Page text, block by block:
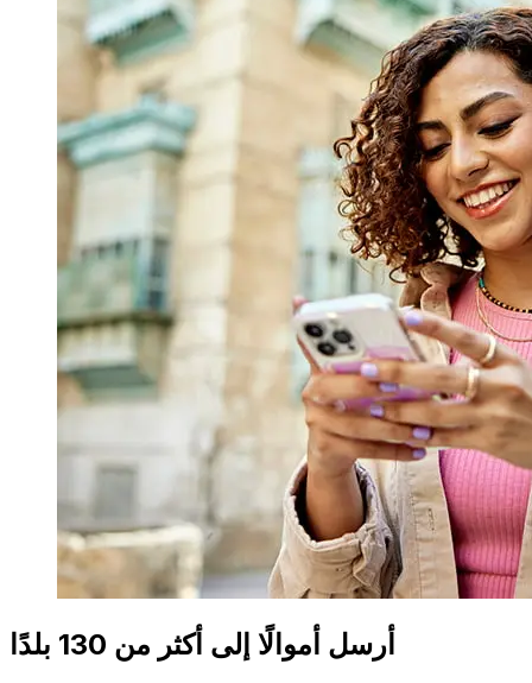
أرسل أموالًا إلى أكثر من 130 بلدًا